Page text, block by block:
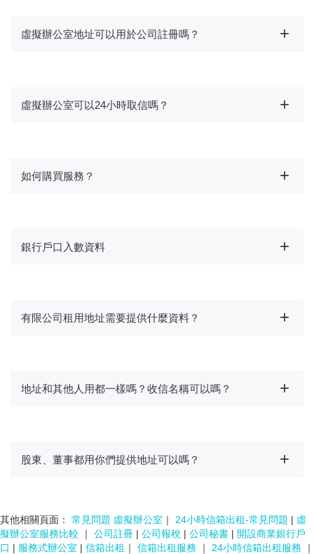
虛擬辦公室地址可以用於公司註冊嗎？
虛擬辦公室可以24小時取信嗎？
如何購買服務？
銀行戶口入數資料
有限公司租用地址需要提供什麼資料？
地址和其他人用都一樣嗎？收信名稱可以嗎？
股東、董事都用你們提供地址可以嗎？
其他相關頁面： 常見問題 虛擬辦公室 ｜ 24小時信箱出租-常見問題 | 虛
擬辦公室服務比較
｜ 公司註冊 | 公司報稅 | 公司秘書 | 開設商業銀行戶
口 | 服務式辦公室 | 信箱出租 ｜ 信箱出租服務 ｜ 24小時信箱出租服務
｜